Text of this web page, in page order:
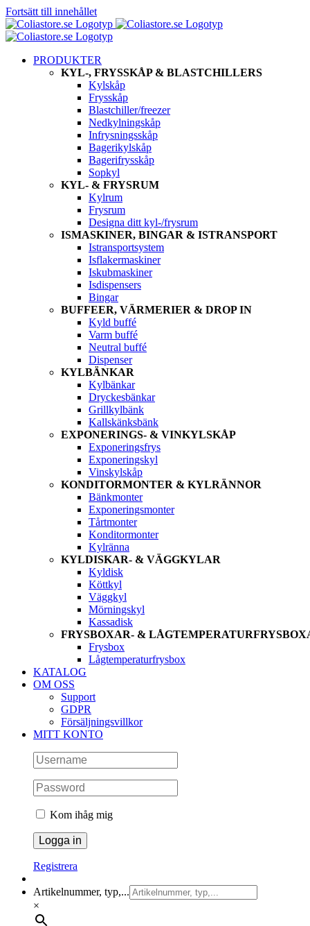
Fortsätt till innehållet
PRODUKTER
KYL-, FRYSSKÅP & BLASTCHILLERS
Kylskåp
Frysskåp
Blastchiller/freezer
Nedkylningskåp
Infrysningsskåp
Bagerikylskåp
Bagerifrysskåp
Sopkyl
KYL- & FRYSRUM
Kylrum
Frysrum
Designa ditt kyl-/frysrum
ISMASKINER, BINGAR & ISTRANSPORT
Istransportsystem
Isflakermaskiner
Iskubmaskiner
Isdispensers
Bingar
BUFFEER, VÄRMERIER & DROP IN
Kyld buffé
Varm buffé
Neutral buffé
Dispenser
KYLBÄNKAR
Kylbänkar
Dryckesbänkar
Grillkylbänk
Kallskänksbänk
EXPONERINGS- & VINKYLSKÅP
Exponeringsfrys
Exponeringskyl
Vinskylskåp
KONDITORMONTER & KYLRÄNNOR
Bänkmonter
Exponeringsmonter
Tårtmonter
Konditormonter
Kylränna
KYLDISKAR- & VÄGGKYLAR
Kyldisk
Köttkyl
Väggkyl
Mörningskyl
Kassadisk
FRYSBOXAR- &
Frysbox
Lågtemperaturfrysbox
KATALOG
OM OSS
Support
GDPR
Försäljningsvillkor
MITT KONTO
Kom ihåg mig
Registrera
Artikelnummer, typ,...
×